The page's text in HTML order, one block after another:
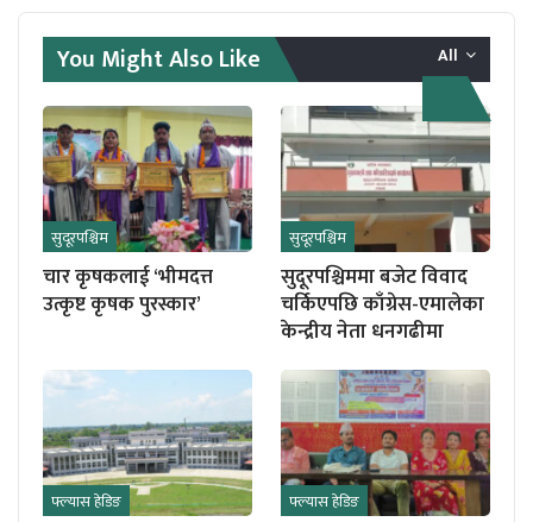
All
You Might Also Like
सुदूरपश्चिम
चार कृषकलाई ‘भीमदत्त
उत्कृष्ट कृषक पुरस्कार’
सुदूरपश्चिम
सुदूरपश्चिममा बजेट विवाद
चर्किएपछि काँग्रेस-एमालेका
केन्द्रीय नेता धनगढीमा
फ्ल्यास हेडिङ फ्ल्यास हेडिङ